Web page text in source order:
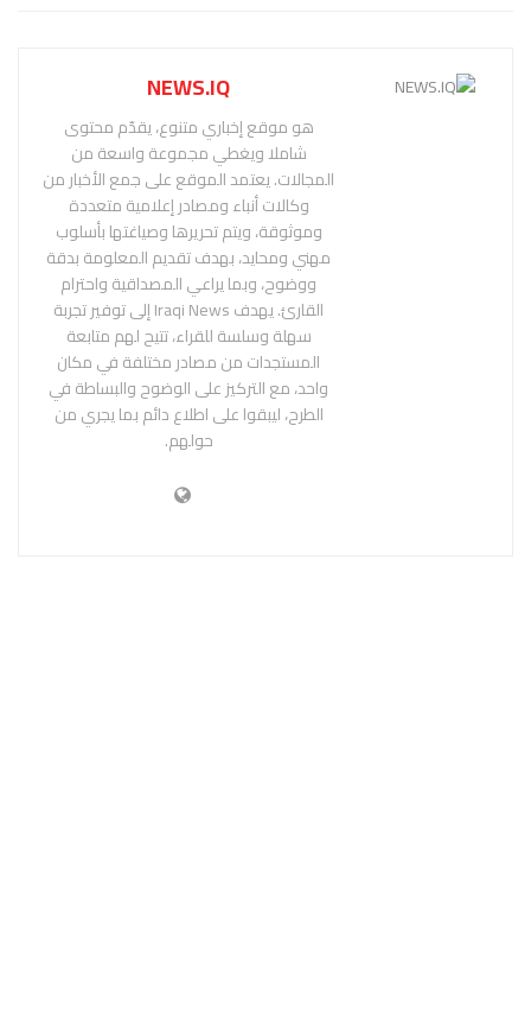
NEWS.IQ
هو موقع إخباري متنوع، يقدّم محتوى
شاملا ويغطي مجموعة واسعة من
المجالات. يعتمد الموقع على جمع الأخبار من
وكالات أنباء ومصادر إعلامية متعددة
وموثوقة، ويتم تحريرها وصياغتها بأسلوب
مهني ومحايد، بهدف تقديم المعلومة بدقة
ووضوح، وبما يراعي المصداقية واحترام
القارئ. يهدف Iraqi News إلى توفير تجربة
سهلة وسلسة للقراء، تتيح لهم متابعة
المستجدات من مصادر مختلفة في مكان
واحد، مع التركيز على الوضوح والبساطة في
الطرح، ليبقوا على اطلاع دائم بما يجري من
حولهم.